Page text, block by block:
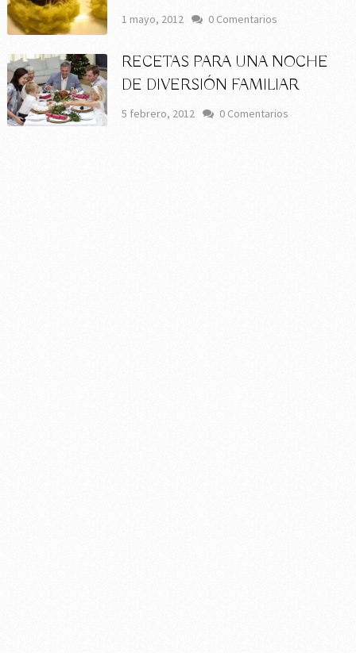
1 mayo, 2012 0 Comentarios
RECETAS PARA UNA NOCHE
DE DIVERSIÓN FAMILIAR
5 febrero, 2012 0 Comentarios